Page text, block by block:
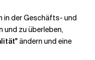
in der Geschäfts- und
und zu überleben,
ändern und eine